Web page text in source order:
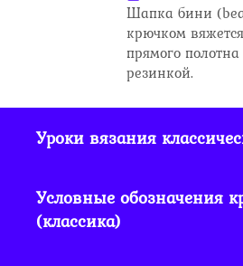
Шапка бини
крючком
прямого полотна
резинкой.
Уроки вязания
Условные обозначения
(классика)